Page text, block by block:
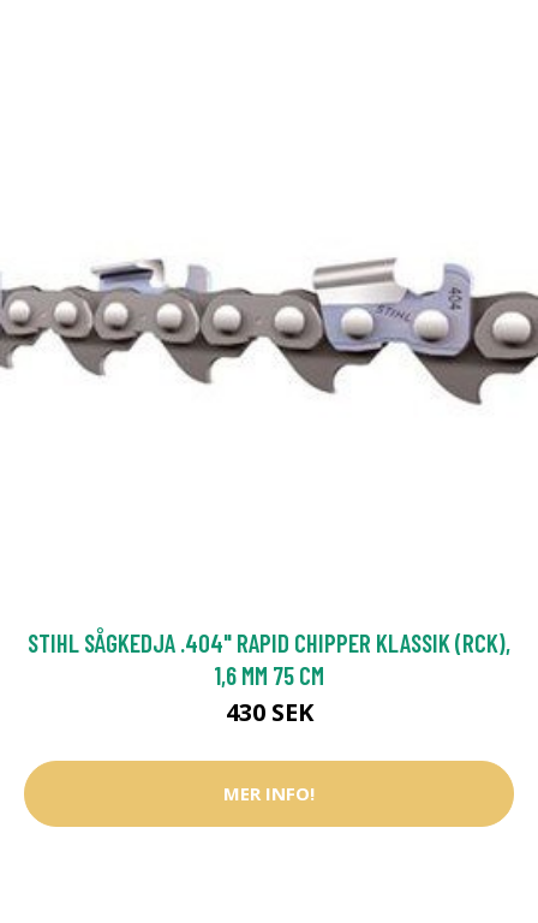
STIHL SÅGKEDJA .404" RAPID CHIPPER KLASSIK (RCK),
1,6 MM 75 CM
430 SEK
MER INFO!